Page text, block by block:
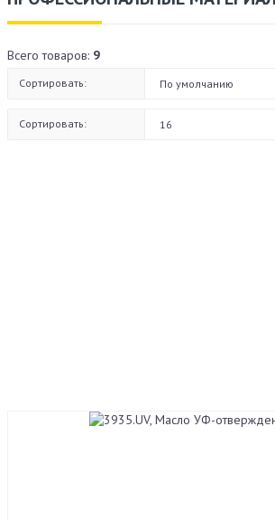
Всего товаров: 9
Сортировать:
Сортировать: